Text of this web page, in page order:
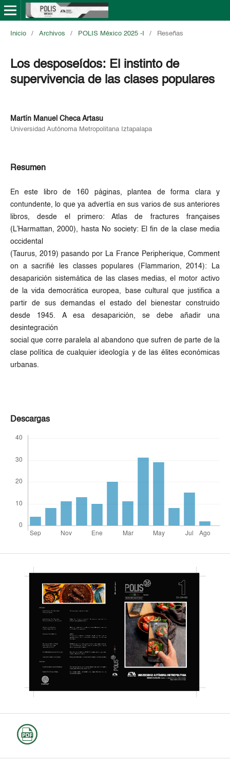
Inicio / Archivos / POLIS México 2025 -I / Reseñas
Los desposeídos: El instinto de
supervivencia de las clases populares
Martín Manuel Checa Artasu
Universidad Autónoma Metropolitana Iztapalapa
Resumen
En este libro de 160 páginas, plantea de forma clara y
contundente, lo que ya advertía en sus varios de sus anteriores
libros, desde el primero: Atlas de fractures françaises
(L’Harmattan, 2000), hasta No society: El fin de la clase media
occidental
(Taurus, 2019) pasando por La France Peripherique, Comment
on a sacrifié les classes populares (Flammarion, 2014): La
desaparición sistemática de las clases medias, el motor activo
de la vida democrática europea, base cultural que justifica a
partir de sus demandas el estado del bienestar construido
desde 1945. A esa desaparición, se debe añadir una
desintegración
social que corre paralela al abandono que sufren de parte de la
clase política de cualquier ideología y de las élites económicas
urbanas.
Descargas